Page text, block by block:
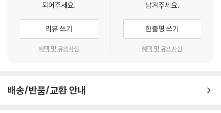
되어주세요.
리뷰 쓰기
혜택 및 유의사항
남겨주세요.
한줄평 쓰기
혜택 및 유의사항
배송/반품/교환 안내